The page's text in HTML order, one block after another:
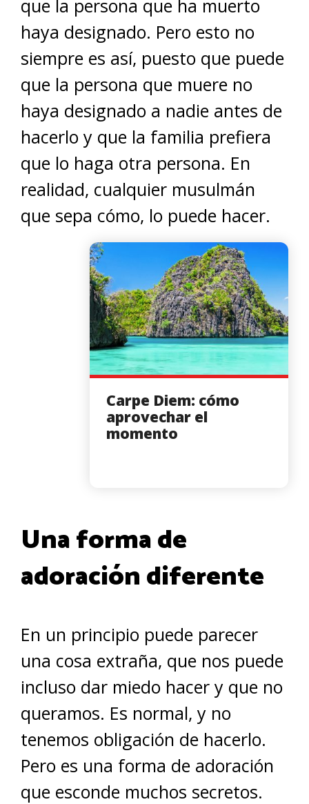
que la persona que ha muerto
haya designado. Pero esto no
siempre es así, puesto que puede
que la persona que muere no
haya designado a nadie antes de
hacerlo y que la familia prefiera
que lo haga otra persona. En
realidad, cualquier musulmán
que sepa cómo, lo puede hacer.
Carpe Diem: cómo
aprovechar el
momento
Una forma de
adoración diferente
En un principio puede parecer
una cosa extraña, que nos puede
incluso dar miedo hacer y que no
queramos. Es normal, y no
tenemos obligación de hacerlo.
Pero es una forma de adoración
que esconde muchos secretos.